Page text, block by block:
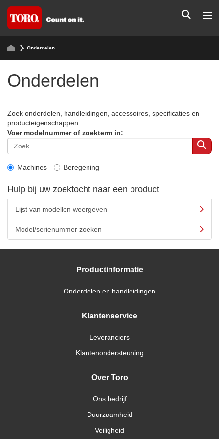
Onderdelen
Onderdelen
Zoek onderdelen, handleidingen, accessoires, specificaties en
producteigenschappen
Voer modelnummer of zoekterm in:
Machines Beregening
Hulp bij uw zoektocht naar een product
Lijst van modellen weergeven
Model/serienummer zoeken
Productinformatie
Onderdelen en handleidingen
Klantenservice
Leveranciers
Klantenondersteuning
Over Toro
Ons bedrijf
Duurzaamheid
Veiligheid